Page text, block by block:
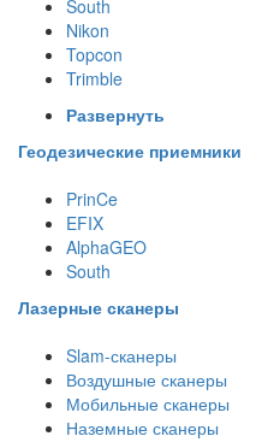
South
Nikon
Topcon
Trimble
Развернуть
Геодезические приемники
PrinCe
EFIX
AlphaGEO
South
Лазерные сканеры
Slam-сканеры
Воздушные сканеры
Мобильные сканеры
Наземные сканеры